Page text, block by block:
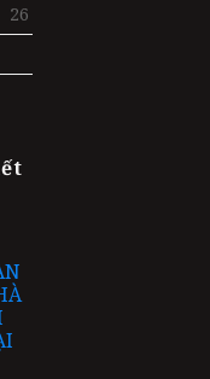
26